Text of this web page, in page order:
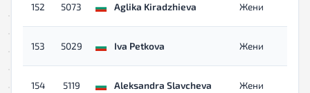
152 5073 Aglika Kiradzhieva Жени
153 5029 Iva Petkova Жени
154 5119 Aleksandra Slavcheva Жени